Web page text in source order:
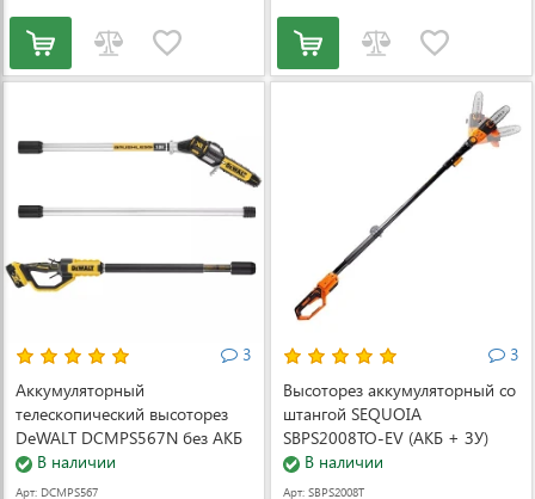
3
Аккумуляторный
телескопический высоторез
DeWALT DCMPS567N без АКБ
и ЗУ (DCMPS567N)
В наличии
Арт: DCMPS567
3
Высоторез аккумуляторный со
штангой SEQUOIA
SBPS2008TO-EV (АКБ + ЗУ)
(SBPS2008TO-EV)
В наличии
Арт: SBPS2008T